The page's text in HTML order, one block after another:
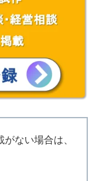
ない場合は、